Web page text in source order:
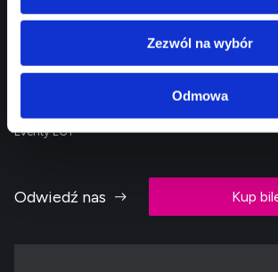
Zezwól na wybór
Odmowa
Narodowe Centrum Kultury
Filmowej
Centrum Komiksu i Narracji
Eventy EC1
Odwiedź nas Kup